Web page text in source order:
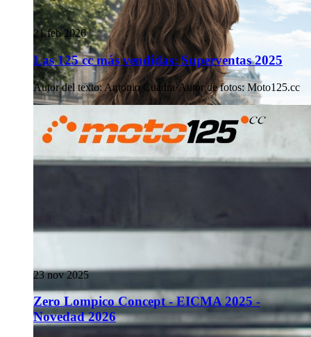
21 feb 2026
Las 125 cc más vendidas: Superventas 2025
Autor del texto:Antonio Cuadra·Autor de fotos: Moto125.cc
23 nov 2025
Zero Lompico Concept - EICMA 2025 -
Novedad 2026